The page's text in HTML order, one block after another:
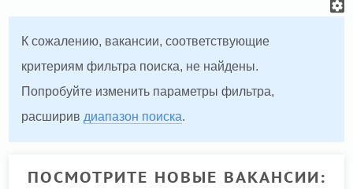
К сожалению, вакансии, соответствующие
критериям фильтра поиска, не найдены.
Попробуйте изменить параметры фильтра,
расширив диапазон поиска.
ПОСМОТРИТЕ НОВЫЕ ВАКАНСИИ: